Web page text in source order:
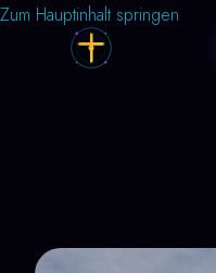
Zum Hauptinhalt springen